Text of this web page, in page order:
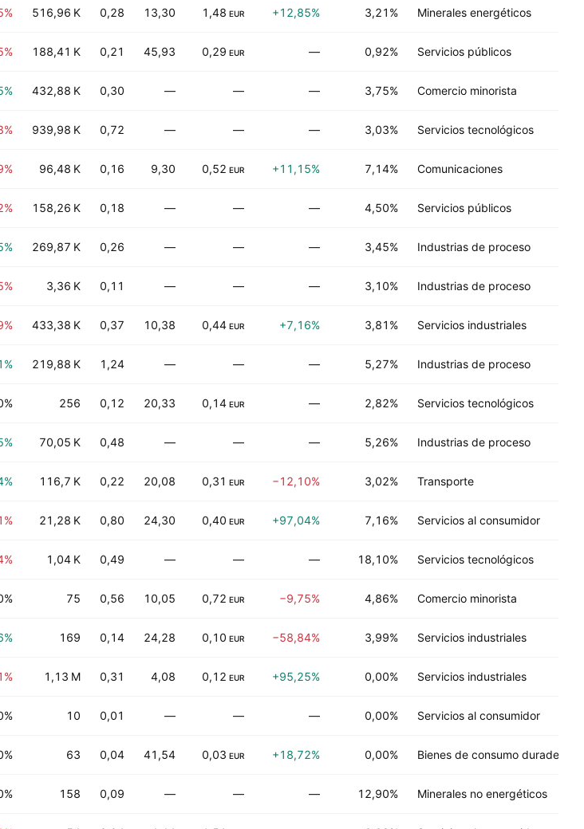
516,96 K 0,28 13,30 1,48 EUR +12,85% 3,21% Minerales energéticos
188,41 K 0,21 45,93 0,29 EUR — 0,92% Servicios públicos
432,88 K 0,30 — — — 3,75% Comercio minorista
939,98 K 0,72 — — — 3,03% Servicios tecnológicos
96,48 K 0,16 9,30 0,52 EUR +11,15% 7,14% Comunicaciones
158,26 K 0,18 — — — 4,50% Servicios públicos
269,87 K 0,26 — — — 3,45% Industrias de proceso
3,36 K 0,11 — — — 3,10% Industrias de proceso
433,38 K 0,37 10,38 0,44 EUR +7,16% 3,81% Servicios industriales
219,88 K 1,24 — — — 5,27% Industrias de proceso
256 0,12 20,33 0,14 EUR — 2,82% Servicios tecnológicos
70,05 K 0,48 — — — 5,26% Industrias de proceso
116,7 K 0,22 20,08 0,31 EUR −12,10% 3,02% Transporte
21,28 K 0,80 24,30 0,40 EUR +97,04% 7,16% Servicios al consumidor
1,04 K 0,49 — — — 18,10% Servicios tecnológicos
75 0,56 10,05 0,72 EUR −9,75% 4,86% Comercio minorista
169 0,14 24,28 0,10 EUR −58,84% 3,99% Servicios industriales
1,13 M 0,31 4,08 0,12 EUR +95,25% 0,00% Servicios industriales
10 0,01 — — — 0,00% Servicios al consumidor
63 0,04 41,54 0,03 EUR +18,72% 0,00% Bienes de consumo duraderos
158 0,09 — — — 12,90% Minerales no energéticos